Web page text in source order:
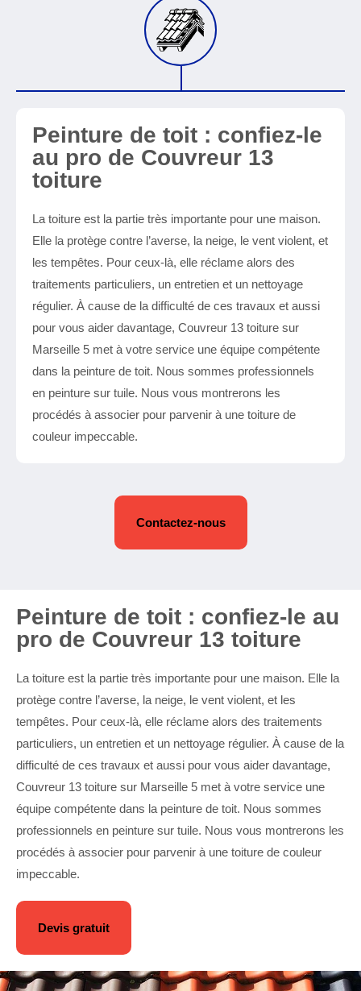
Peinture de toit : confiez-le
au pro de Couvreur 13
toiture
La toiture est la partie très importante pour une maison.
Elle la protège contre l’averse, la neige, le vent violent, et
les tempêtes. Pour ceux-là, elle réclame alors des
traitements particuliers, un entretien et un nettoyage
régulier. À cause de la difficulté de ces travaux et aussi
pour vous aider davantage, Couvreur 13 toiture sur
Marseille 5 met à votre service une équipe compétente
dans la peinture de toit. Nous sommes professionnels
en peinture sur tuile. Nous vous montrerons les
procédés à associer pour parvenir à une toiture de
couleur impeccable.
Contactez-nous
Peinture de toit : confiez-le au
pro de Couvreur 13 toiture
La toiture est la partie très importante pour une maison. Elle la
protège contre l’averse, la neige, le vent violent, et les
tempêtes. Pour ceux-là, elle réclame alors des traitements
particuliers, un entretien et un nettoyage régulier. À cause de la
difficulté de ces travaux et aussi pour vous aider davantage,
Couvreur 13 toiture sur Marseille 5 met à votre service une
équipe compétente dans la peinture de toit. Nous sommes
professionnels en peinture sur tuile. Nous vous montrerons les
procédés à associer pour parvenir à une toiture de couleur
impeccable.
Devis gratuit